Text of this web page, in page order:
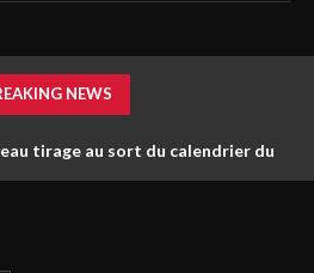
NEWS
tirage au sort du calendrier du